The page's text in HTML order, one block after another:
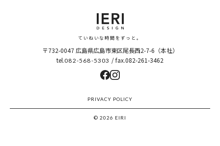
ていねいな時間をずっと。
〒732-0047広島県広島市東区尾長西2-7-6（本社）
tel.082-568-5303 / fax.082-261-3462
PRIVACY POLICY
© 2026 EIRI